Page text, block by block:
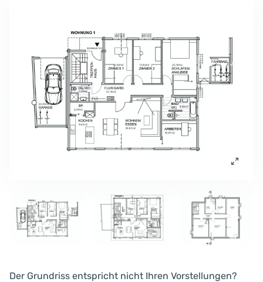
Der Grundriss entspricht nicht Ihren Vorstellungen?